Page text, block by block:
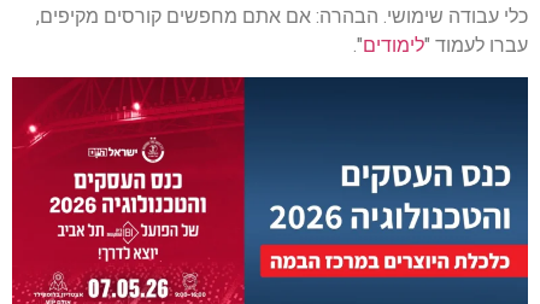
כלי עבודה שימושי. הבהרה: אם אתם מחפשים קורסים מקיפים,
עברו לעמוד "לימודים".